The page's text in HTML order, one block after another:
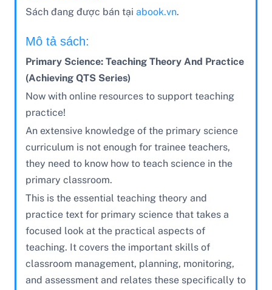
Sách đang được bán tại abook.vn.
Mô tả sách:
Primary Science: Teaching Theory And Practice
(Achieving QTS Series)
Now with online resources to support teaching
practice!
An extensive knowledge of the primary science
curriculum is not enough for trainee teachers,
they need to know how to teach science in the
primary classroom.
This is the essential teaching theory and
practice text for primary science that takes a
focused look at the practical aspects of
teaching. It covers the important skills of
classroom management, planning, monitoring,
and assessment and relates these specifically to